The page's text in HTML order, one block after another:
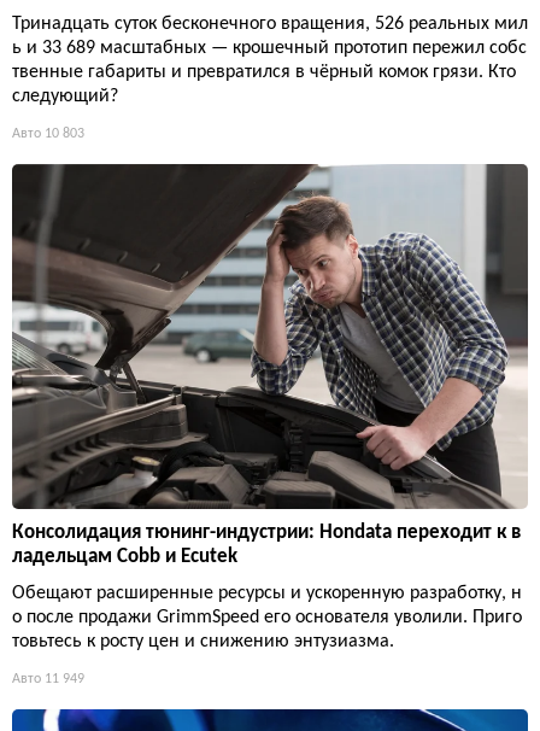
Тринадцать суток бесконечного вращения, 526 реальных мил
ь и 33 689 масштабных — крошечный прототип пережил собс
твенные габариты и превратился в чёрный комок грязи. Кто
следующий?
Авто 10 803
Консолидация тюнинг-индустрии: Hondata переходит к в
ладельцам Cobb и Ecutek
Обещают расширенные ресурсы и ускоренную разработку, н
о после продажи GrimmSpeed его основателя уволили. Приго
товьтесь к росту цен и снижению энтузиазма.
Авто 11 949